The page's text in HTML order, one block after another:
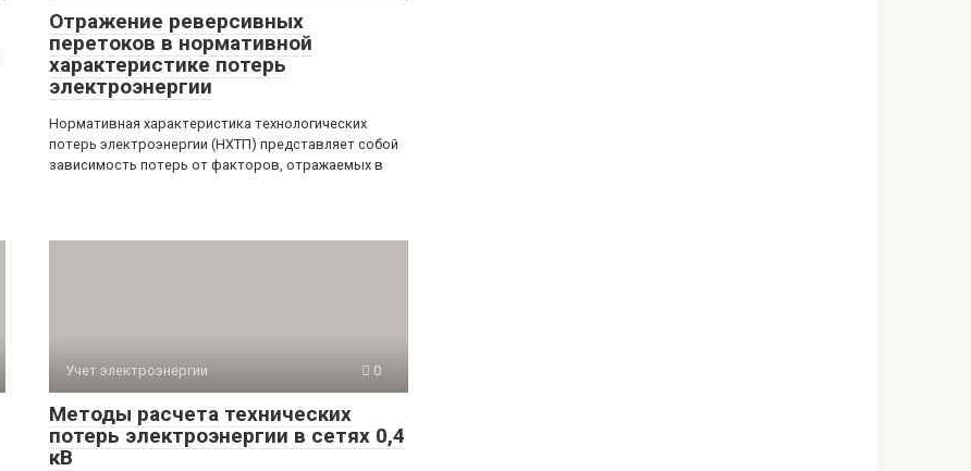
Отражение реверсивных
перетоков в нормативной
характеристике потерь
электроэнергии
Нормативная характеристика технологических
потерь электроэнергии (НХТП) представляет собой
зависимость потерь от факторов, отражаемых в
Учет электроэнергии 0
Методы расчета технических
потерь электроэнергии в сетях 0,4
кВ